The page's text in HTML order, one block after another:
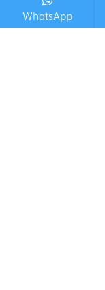
WhatsApp